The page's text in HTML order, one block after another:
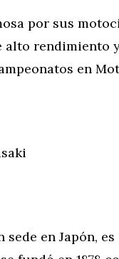
por sus
alto rendimiento
en
sede en Japón,